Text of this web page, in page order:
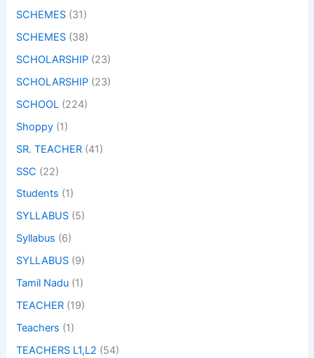
SCHEMES (31)
SCHEMES (38)
SCHOLARSHIP (23)
SCHOLARSHIP (23)
SCHOOL (224)
Shoppy (1)
SR. TEACHER (41)
SSC (22)
Students (1)
SYLLABUS (5)
Syllabus (6)
SYLLABUS (9)
Tamil Nadu (1)
TEACHER (19)
Teachers (1)
TEACHERS L1,L2 (54)